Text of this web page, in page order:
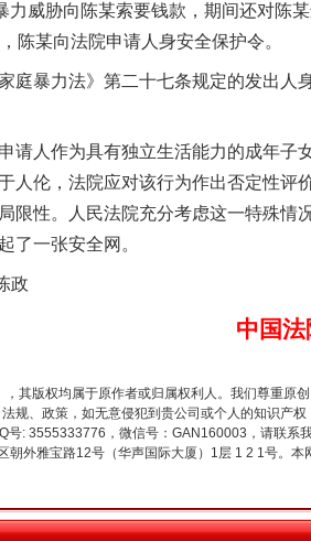
胁向陈某索要钱款，期间还对陈
陈某向法院申请人身安全保护令。
暴力法》第二十七条规定的发出人
人作为具有独立生活能力的成年子
人伦，法院应对该行为作出否定性评
限性。人民法院充分考虑这一特殊情
了一张安全网。
政
中国法
其版权均属于原作者或归属权利人。我们尊重原
规、政策，如无意侵犯到贵公司或个人的知识产
: 3555333776，微信号：GAN160003，请联系
外雅宝路12号（华声国际大厦）1层 1 2 1号。本
违纪违法案透视
全法正式实施